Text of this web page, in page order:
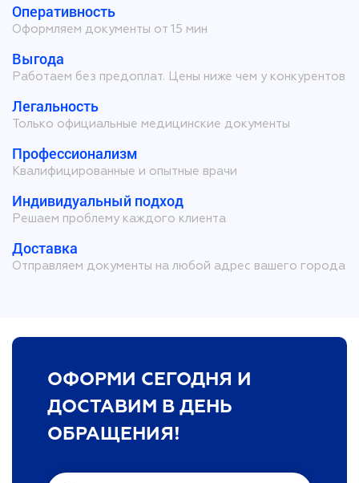
Оперативность
Оформляем документы от 15 мин
Выгода
Работаем без предоплат. Цены ниже чем у конкурентов
Легальность
Только официальные медицинские документы
Профессионализм
Квалифицированные и опытные врачи
Индивидуальный подход
Решаем проблему каждого клиента
Доставка
Отправляем документы на любой адрес вашего города
ОФОРМИ СЕГОДНЯ И
ДОСТАВИМ В ДЕНЬ
ОБРАЩЕНИЯ!